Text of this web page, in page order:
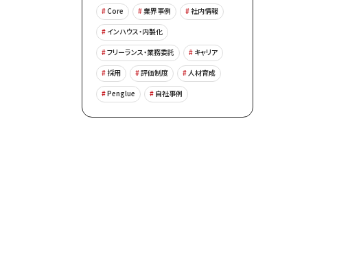
Core
業界事例
社内情報
インハウス・内製化
フリーランス・業務委託
キャリア
採用
評価制度
人材育成
Penglue
自社事例